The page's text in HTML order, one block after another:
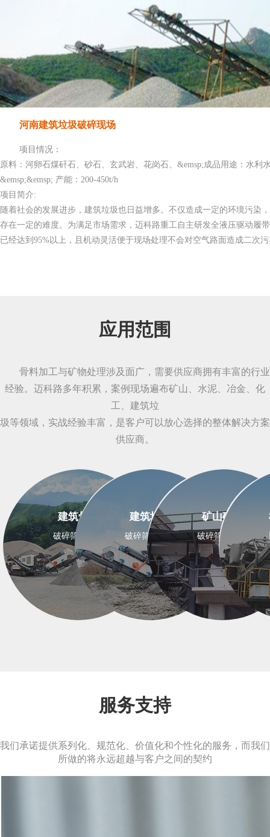
河南建筑垃圾破碎现场
项目情况：
原料：河卵石煤矸石、砂石、玄武岩、花岗石、&emsp;成品用途：水利
&emsp;&emsp; 产能：200-450t/h
项目简介:
随着社会的发展进步，建筑垃圾也日益增多。不仅造成一定的环境污染
存在一定的难度。为满足市场需求，迈科路重工自主研发全液压驱动履
已经达到95%以上，且机动灵活便于现场处理不会对空气路面造成二次
应用范围
骨料加工与矿物处理涉及面广，需要供应商拥有丰富的行业
经验。迈科路多年积累，案例现场遍布矿山、水泥、冶金、化
工、建筑垃
圾等领域，实战经验丰富，是客户可以放心选择的整体解决方案
供应商。
建筑骨料
破碎筛分设备
建筑垃圾
破碎筛分设备
矿山矿石
破碎筛分设备
服务支持
我们承诺提供系列化、规范化、价值化和个性化的服务，而我们
所做的将永远超越与客户之间的契约